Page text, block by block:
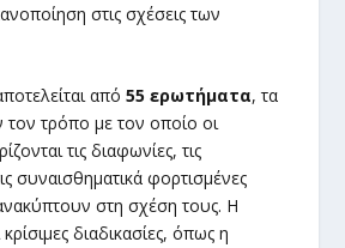
στις σχέσεις των
από55 ερωτήματα, τα
τον τρόπο με τον οποίο οι
τις διαφωνίες, τις
συναισθηματικά φορτισμένες
στη σχέση τους. Η
διαδικασίες, όπως η